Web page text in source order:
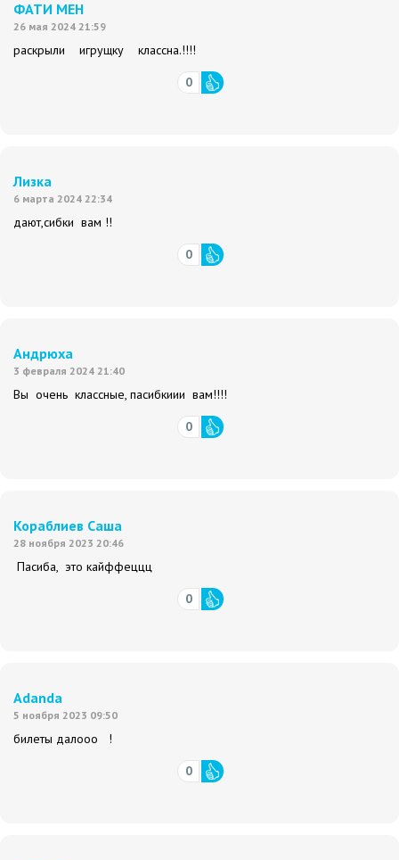
ФАТИ МЕН
26 мая 2024 21:59
раскрыли игрущку классна.!!!!
0
Лизка
6 марта 2024 22:34
дают,сибки вам !!
0
Андрюха
3 февраля 2024 21:40
Вы очень классные, пасибкиии вам!!!!
0
Кораблиев Саша
28 ноября 2023 20:46
Пасиба, это кайффеццц
0
Adanda
5 ноября 2023 09:50
билеты далооо !
0